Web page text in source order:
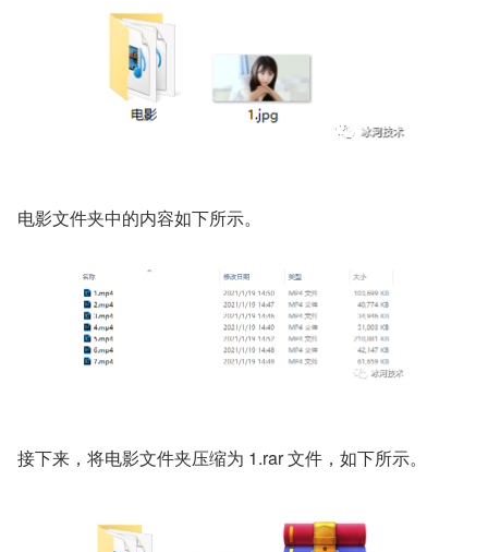
电影文件夹中的内容如下所示。
接下来，将电影文件夹压缩为 1.rar 文件，如下所示。